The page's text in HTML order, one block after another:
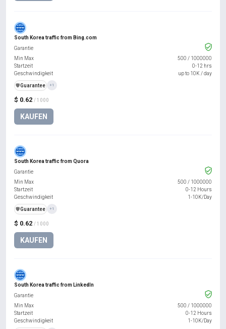
South Korea traffic from Bing.com
$ 0.62 / 1000
KAUFEN
Garantie
Min Max
500 / 1000000
Startzeit
0-12 hrs
Geschwindigkeit
up to 10K / day
️🛡️Guarantee +1
South Korea traffic from Quora
$ 0.62 / 1000
KAUFEN
Garantie
Min Max
500 / 1000000
Startzeit
0-12 Hours
Geschwindigkeit
1-10K/Day
️🛡️Guarantee +1
South Korea traffic from LinkedIn
Garantie
Min Max
500 / 1000000
Startzeit
0-12 Hours
Geschwindigkeit
1-10K/Day